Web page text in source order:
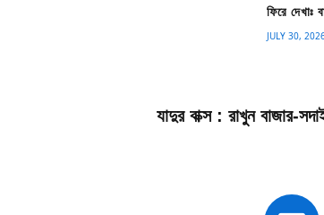
ফিরে দেখাঃ
JULY 30,
যাদুর বাক্স : রাখুন বাজার-